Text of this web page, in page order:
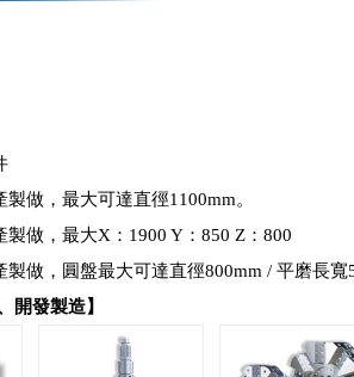
做，最大可達直徑1100mm。
製做，最大X：1900 Y：850 Z：800
製做，圓盤最大可達直徑800mm / 平磨長
開發製造】